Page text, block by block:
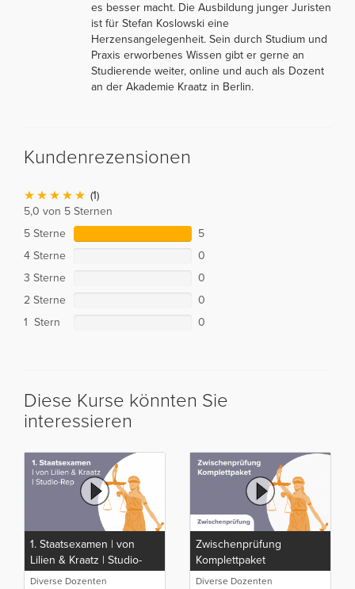
es besser macht. Die Ausbildung junger Juristen
ist für Stefan Koslowski eine
Herzensangelegenheit. Sein durch Studium und
Praxis erworbenes Wissen gibt er gerne an
Studierende weiter, online und auch als Dozent
an der Akademie Kraatz in Berlin.
Kundenrezensionen
(1)
5,0 von 5 Sternen
5 Sterne
5
4 Sterne
0
3 Sterne
0
2 Sterne
0
1 Stern
0
Diese Kurse könnten Sie
interessieren
1. Staatsexamen | von
Lilien & Kraatz | Studio-
Rep
Diverse Dozenten
Zwischenprüfung
Komplettpaket
Diverse Dozenten